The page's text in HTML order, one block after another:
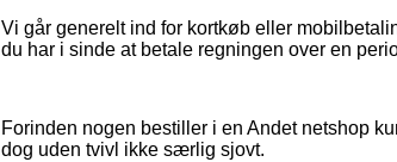
Vi går generelt ind for kortkøb eller
du har i sinde at betale regningen over en
Forinden nogen bestiller i en Andet netshop
dog uden tvivl ikke særlig sjovt.